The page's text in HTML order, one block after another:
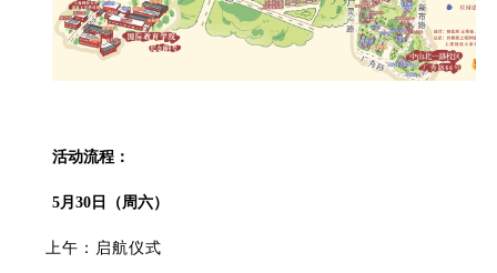
活动流程：
5 月30日（周六）
上午：启航仪式